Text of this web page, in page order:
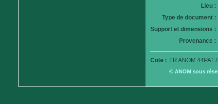
Lieu :
Type de document :
Support et dimensions :
Provenance :
Cote : FR ANOM
© ANOM sous